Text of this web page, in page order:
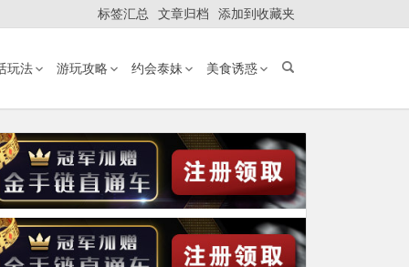
标签汇总 文章归档 添加到收藏夹
玩法 游玩攻略 约会泰妹 美食诱惑